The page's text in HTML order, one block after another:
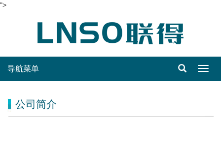
">
导航菜单
公司简介